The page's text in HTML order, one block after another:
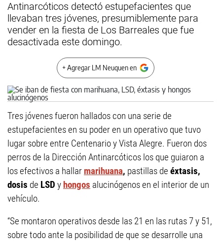
Antinarcóticos detectó estupefacientes que
llevaban tres jóvenes, presumiblemente para
vender en la fiesta de Los Barreales que fue
desactivada este domingo.
+ Agregar LM Neuquen en
Tres jóvenes fueron hallados con una serie de
estupefacientes en su poder en un operativo que tuvo
lugar sobre entre Centenario y Vista Alegre. Fueron dos
perros de la Dirección Antinarcóticos los que guiaron a
los efectivos a hallar marihuana, pastillas de éxtasis,
dosis de LSD y hongos alucinógenos en el interior de un
vehículo.
“Se montaron operativos desde las 21 en las rutas 7 y 51,
sobre todo ante la posibilidad de que se desarrolle una